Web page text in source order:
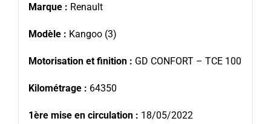
Marque : Renault
Modèle : Kangoo (3)
Motorisation et finition : GD CONFORT – TCE 100
Kilométrage : 64350
1ère mise en circulation : 18/05/2022